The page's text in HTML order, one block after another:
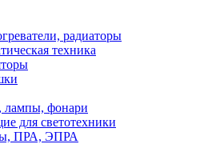
радиаторы
техника
фонари
для светотехники
ПРА, ЭПРА